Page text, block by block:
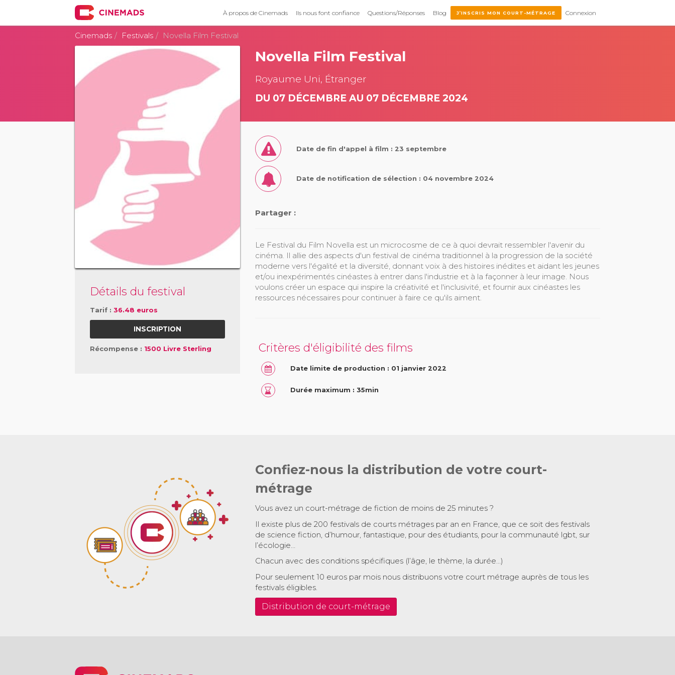
À propos de Cinemads Ils nous font confiance Questions/Réponses Blog J’INSCRIS MON COURT-MÉTRAGE Connexion
Cinemads Festivals Novella Film Festival
Détails du festival
Tarif :36.48 euros
INSCRIPTION
Récompense : 1500 Livre Sterling
Novella Film Festival
Royaume Uni, Étranger
DU 07 DÉCEMBRE AU 07 DÉCEMBRE 2024
Date de fin d'appel à film : 23 septembre
Date de notification de sélection : 04 novembre 2024
Partager :
Le Festival du Film Novella est un microcosme de ce à quoi devrait ressembler l'avenir du
cinéma. Il allie des aspects d'un festival de cinéma traditionnel à la progression de la société
moderne vers l'égalité et la diversité, donnant voix à des histoires inédites et aidant les jeunes
et/ou inexpérimentés cinéastes à entrer dans l'industrie et à la façonner à leur image. Nous
voulons créer un espace qui inspire la créativité et l'inclusivité, et fournir aux cinéastes les
ressources nécessaires pour continuer à faire ce qu'ils aiment.
Critères d'éligibilité des films
Date limite de production : 01 janvier 2022
Durée maximum : 35min
Confiez-nous la distribution de votre court-
métrage
Vous avez un court-métrage de fiction de moins de 25 minutes ?
Il existe plus de 200 festivals de courts métrages par an en France, que ce soit des festivals
de science fiction, d’humour, fantastique, pour des étudiants, pour la communauté lgbt, sur
l’écologie…
Chacun avec des conditions spécifiques (l’âge, le thème, la durée…)
Pour seulement 10 euros par mois nous distribuons votre court métrage auprès de tous les
festivals éligibles.
Distribution de court-métrage